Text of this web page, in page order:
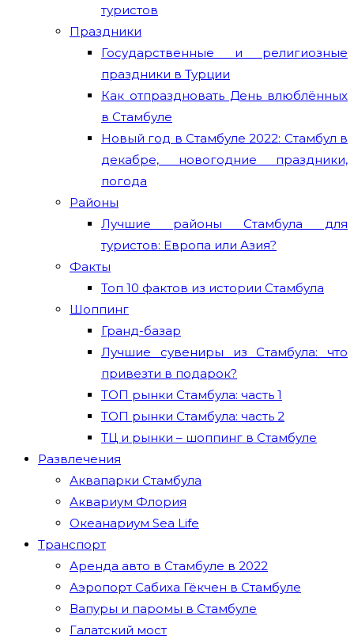
туристов
Праздники
Государственные и религиозные
праздники в Турции
Как отпраздновать День влюблённых
в Стамбуле
Новый год в Стамбуле 2022: Стамбул в
декабре, новогодние праздники,
погода
Районы
Лучшие районы Стамбула для
туристов: Европа или Азия?
Факты
Топ 10 фактов из истории Стамбула
Шоппинг
Гранд-базар
Лучшие сувениры из Стамбула: что
привезти в подарок?
ТОП рынки Стамбула: часть 1
ТОП рынки Стамбула: часть 2
ТЦ и рынки – шоппинг в Стамбуле
Развлечения
Аквапарки Стамбула
Аквариум Флория
Океанариум Sea Life
Транспорт
Аренда авто в Стамбуле в 2022
Аэропорт Сабиха Гёкчен в Стамбуле
Вапуры и паромы в Стамбуле
Галатский мост